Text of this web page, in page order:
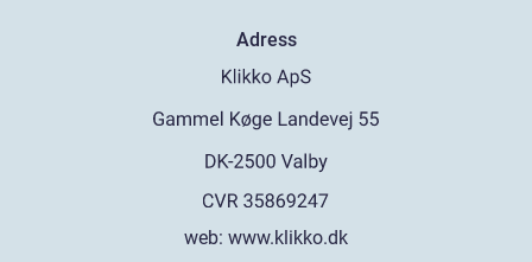
Adress
web: www.klikko.dk